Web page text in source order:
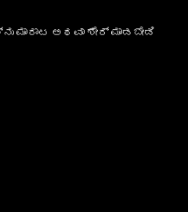
ಅಥವಾ ಶೇರ್‌ ಮಾಡಬೇಡಿ